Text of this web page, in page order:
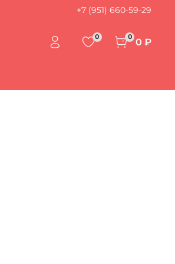
+7 (951) 660-59-29
0 0 0 ₽